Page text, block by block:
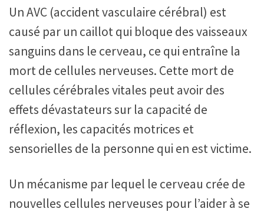
Un AVC (accident vasculaire cérébral) est
causé par un caillot qui bloque des vaisseaux
sanguins dans le cerveau, ce qui entraîne la
mort de cellules nerveuses. Cette mort de
cellules cérébrales vitales peut avoir des
effets dévastateurs sur la capacité de
réflexion, les capacités motrices et
sensorielles de la personne qui en est victime.
Un mécanisme par lequel le cerveau crée de
nouvelles cellules nerveuses pour l’aider à se